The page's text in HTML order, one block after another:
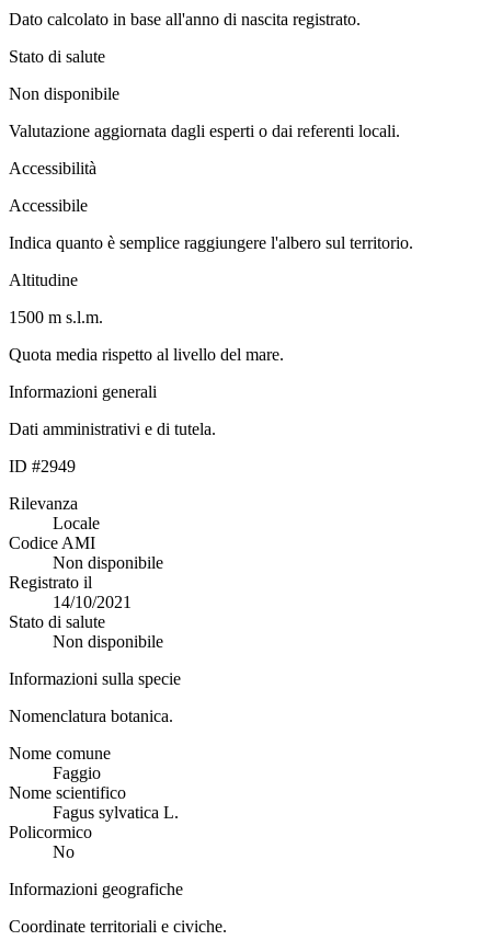
Dato calcolato in base all'anno di nascita registrato.
Stato di salute
Non disponibile
Valutazione aggiornata dagli esperti o dai referenti locali.
Accessibilità
Accessibile
Indica quanto è semplice raggiungere l'albero sul territorio.
Altitudine
1500 m s.l.m.
Quota media rispetto al livello del mare.
Informazioni generali
Dati amministrativi e di tutela.
ID #2949
Rilevanza
Locale
Codice AMI
Non disponibile
Registrato il
14/10/2021
Stato di salute
Non disponibile
Informazioni sulla specie
Nomenclatura botanica.
Nome comune
Faggio
Nome scientifico
Fagus sylvatica L.
Policormico
No
Informazioni geografiche
Coordinate territoriali e civiche.